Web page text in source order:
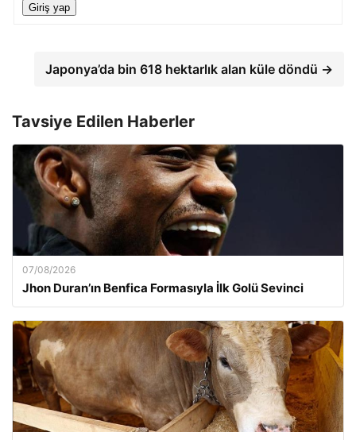
Giriş yap
Japonya’da bin 618 hektarlık alan küle döndü →
Tavsiye Edilen Haberler
07/08/2026
Jhon Duran’ın Benfica Formasıyla İlk Golü Sevinci